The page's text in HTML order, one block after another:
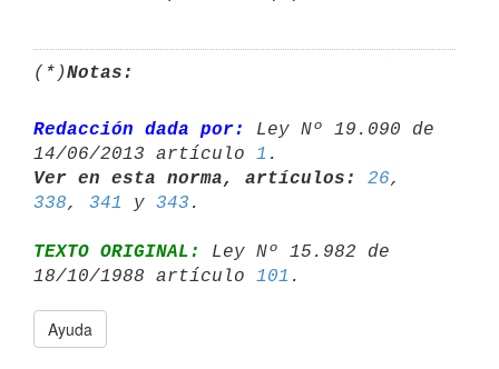
(*)Notas:
Redacción dada por:
Ley Nº 19.090 de
14/06/2013 artículo 1
Ver en esta norma, artículos:
26
338, 341 y 343
TEXTO ORIGINAL:
Ley Nº 15.982 de
18/10/1988 artículo 101
Ayuda